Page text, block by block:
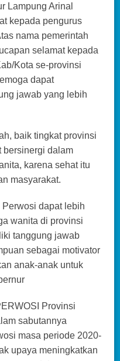
Lampung Arinal
kepada pengurus
nama pemerintah
selamat kepada
Kota se-provinsi
dapat
jawab yang lebih
baik tingkat provinsi
bersinergi dalam
karena sehat itu
masyarakat.
dapat lebih
wanita di provinsi
tanggung jawab
sebagai motivator
anak-anak untuk
Provinsi
sabutannya
masa periode 2020-
upaya meningkatkan